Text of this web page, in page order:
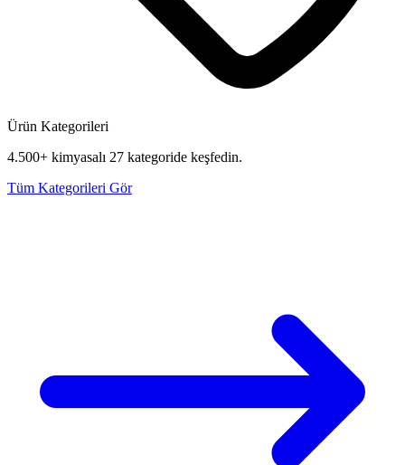
Ürün Kategorileri
4.500+ kimyasalı 27 kategoride keşfedin.
Tüm Kategorileri Gör